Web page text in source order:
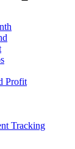
Profit
Tracking